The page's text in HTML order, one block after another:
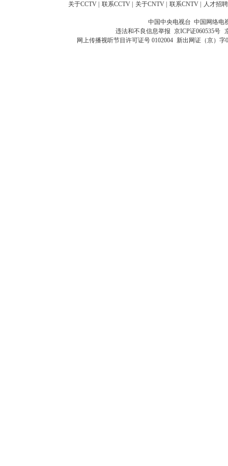
关于CCTV 联系CCTV 关于CNTV 联系CNTV 人才招聘
中国中央电视台 中国网络电
违法和不良信息举报 京ICP证060535号
网上传播视听节目许可证号 0102004 新出网证（京）